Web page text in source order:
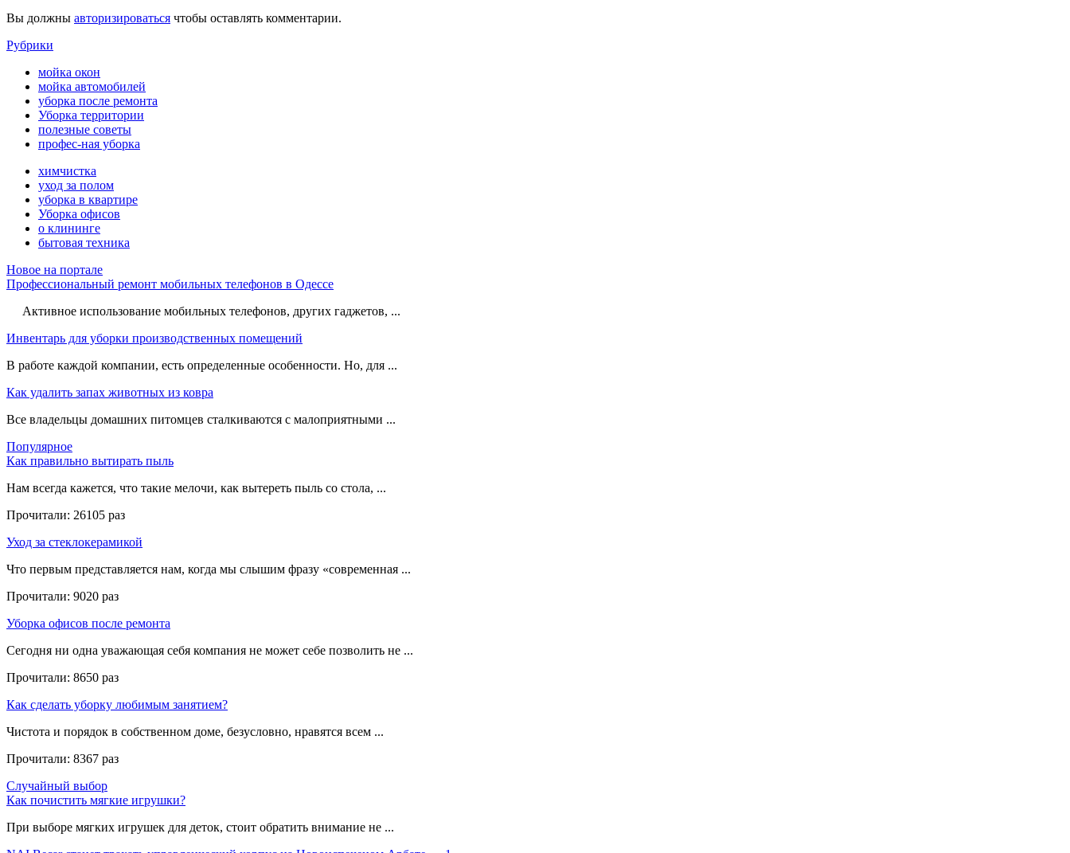
Вы должны авторизироваться чтобы оставлять комментарии.
Рубрики
мойка окон
мойка автомобилей
уборка после ремонта
Уборка территории
полезные советы
профес-ная уборка
химчистка
уход за полом
уборка в квартире
Уборка офисов
о клининге
бытовая техника
Новое на портале
Профессиональный ремонт мобильных телефонов в Одессе
Активное использование мобильных телефонов, других гаджетов, ...
Инвентарь для уборки производственных помещений
В работе каждой компании, есть определенные особенности. Но, для ...
Как удалить запах животных из ковра
Все владельцы домашних питомцев сталкиваются с малоприятными ...
Популярное
Как правильно вытирать пыль
Нам всегда кажется, что такие мелочи, как вытереть пыль со стола, ...
Прочитали: 26105 раз
Уход за стеклокерамикой
Что первым представляется нам, когда мы слышим фразу «современная ...
Прочитали: 9020 раз
Уборка офисов после ремонта
Сегодня ни одна уважающая себя компания не может себе позволить не ...
Прочитали: 8650 раз
Как сделать уборку любимым занятием?
Чистота и порядок в собственном доме, безусловно, нравятся всем ...
Прочитали: 8367 раз
Случайный выбор
Как почистить мягкие игрушки?
При выборе мягких игрушек для деток, стоит обратить внимание не ...